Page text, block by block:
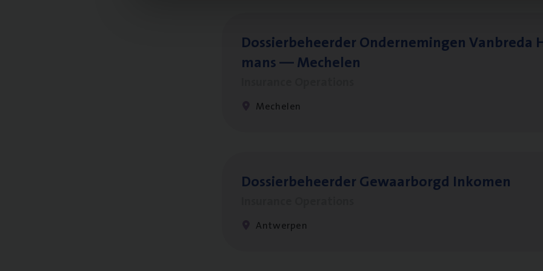
Dos­sier­be­heer­der Onder­ne­min­gen Van­b­re­da
mans — Mechelen
Mechelen
Dos­sier­be­heer­der Gewaar­borgd Inkomen
Antwerpen